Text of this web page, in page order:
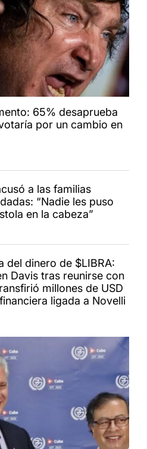
65% desaprueba
por un cambio en
a las familias
“Nadie les puso
en la cabeza”
del dinero de $LIBRA:
Davis tras reunirse con
millones de USD
ligada a Novelli